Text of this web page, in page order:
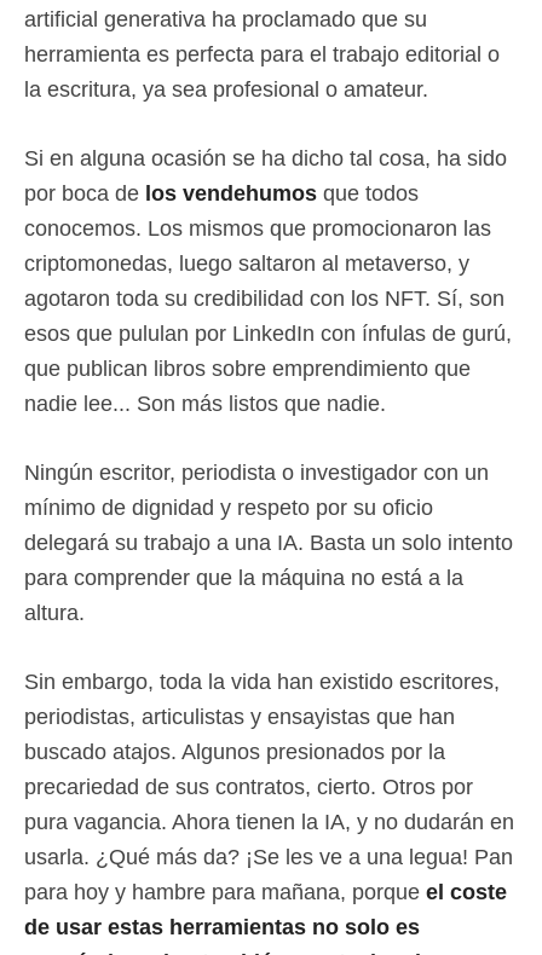
artificial generativa ha proclamado que su
herramienta es perfecta para el trabajo editorial o
la escritura, ya sea profesional o amateur.
Si en alguna ocasión se ha dicho tal cosa, ha sido
por boca de los vendehumos que todos
conocemos. Los mismos que promocionaron las
criptomonedas, luego saltaron al metaverso, y
agotaron toda su credibilidad con los NFT. Sí, son
esos que pululan por LinkedIn con ínfulas de gurú,
que publican libros sobre emprendimiento que
nadie lee... Son más listos que nadie.
Ningún escritor, periodista o investigador con un
mínimo de dignidad y respeto por su oficio
delegará su trabajo a una IA. Basta un solo intento
para comprender que la máquina no está a la
altura.
Sin embargo, toda la vida han existido escritores,
periodistas, articulistas y ensayistas que han
buscado atajos. Algunos presionados por la
precariedad de sus contratos, cierto. Otros por
pura vagancia. Ahora tienen la IA, y no dudarán en
usarla. ¿Qué más da? ¡Se les ve a una legua! Pan
para hoy y hambre para mañana, porque el coste
de usar estas herramientas no solo es